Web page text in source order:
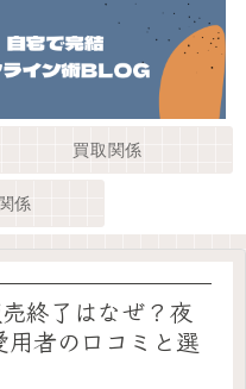
買取関係
係
終了はなぜ？夜
者の口コミと選